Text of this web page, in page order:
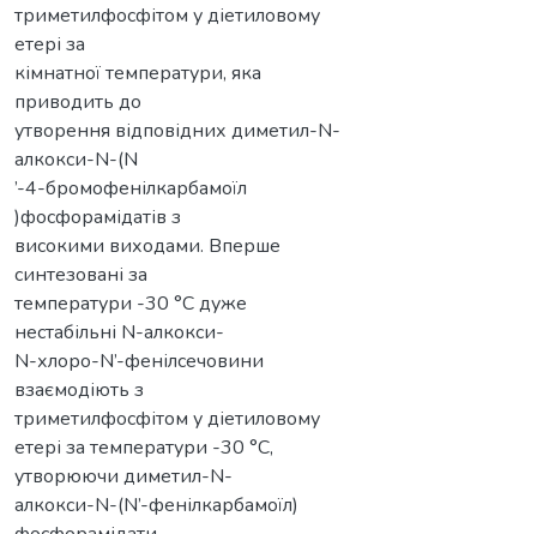
триметилфосфітом у діетиловому
етері за
кімнатної температури, яка
приводить до
утворення відповідних диметил-N-
алкокси-N-(N
’-4-бромофенілкарбамоїл
)фосфорамідатів з
високими виходами. Вперше
синтезовані за
температури -30 °C дуже
нестабільні N-алкокси-
N-хлоро-N’-фенілсечовини
взаємодіють з
триметилфосфітом у діетиловому
етері за температури -30 °C,
утворюючи диметил-N-
алкокси-N-(N’-фенілкарбамоїл)